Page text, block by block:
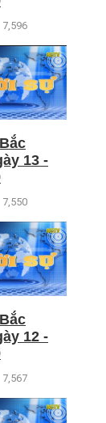
7,596
13 -
7,550
12 -
7,567